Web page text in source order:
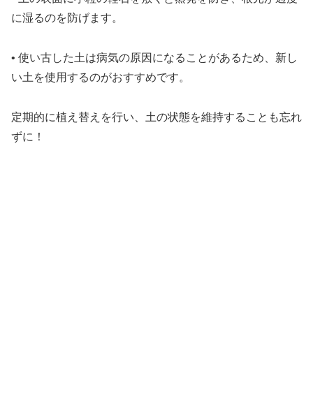
に湿るのを防げます。
• 使い古した土は病気の原因になることがあるため、新し
い土を使用するのがおすすめです。
定期的に植え替えを行い、土の状態を維持することも忘れ
ずに！